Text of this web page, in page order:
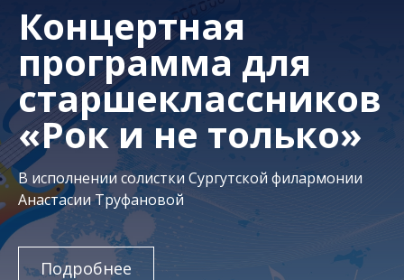
Концертная
программа для
старшеклассников
«Рок и не только»
В исполнении солистки Сургутской филармонии
Анастасии Труфановой
Подробнее